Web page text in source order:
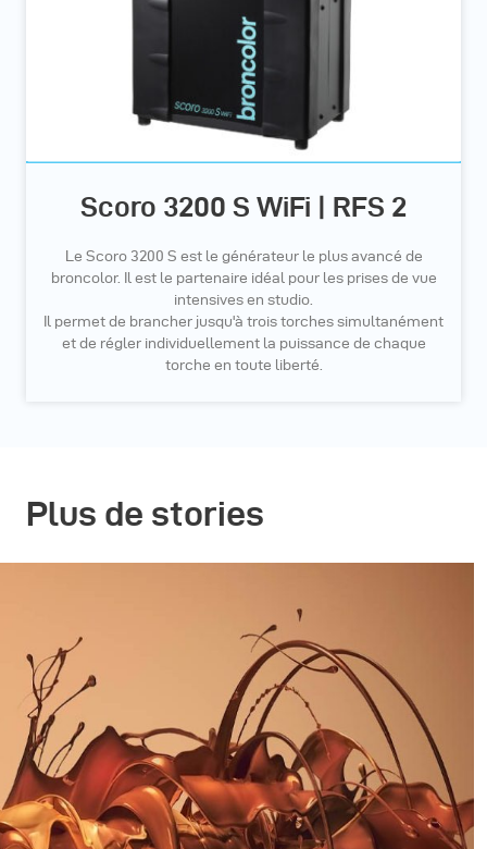
Scoro 3200 S WiFi | RFS 2
Le Scoro 3200 S est le générateur le plus avancé de
broncolor. Il est le partenaire idéal pour les prises de vue
intensives en studio.
Il permet de brancher jusqu'à trois torches simultanément
et de régler individuellement la puissance de chaque
torche en toute liberté.
Plus de stories